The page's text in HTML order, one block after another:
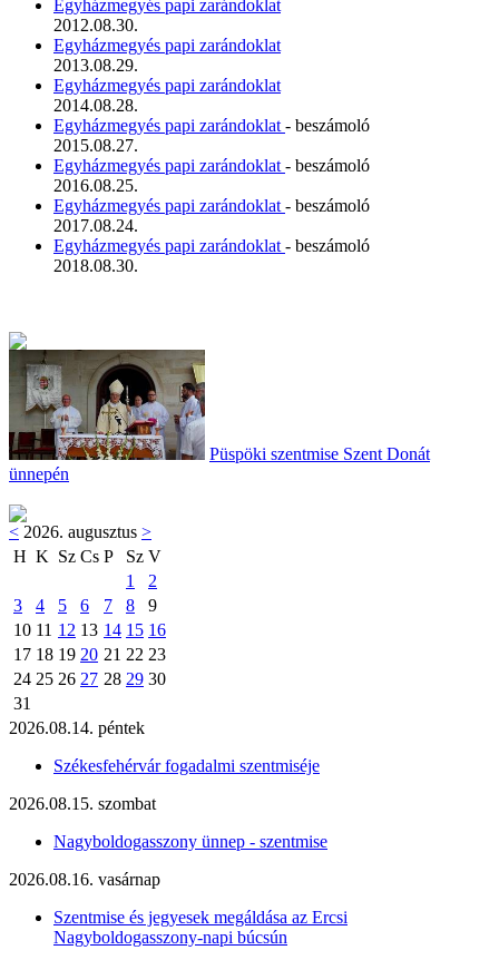
Egyházmegyés papi zarándoklat
2012.08.30.
Egyházmegyés papi zarándoklat
2013.08.29.
Egyházmegyés papi zarándoklat
2014.08.28.
Egyházmegyés papi zarándoklat - beszámoló
2015.08.27.
Egyházmegyés papi zarándoklat - beszámoló
2016.08.25.
Egyházmegyés papi zarándoklat - beszámoló
2017.08.24.
Egyházmegyés papi zarándoklat - beszámoló
2018.08.30.
Püspöki szentmise Szent Donát
ünnepén
< 2026. augusztus >
H K Sz Cs P Sz V
1
2
3
4 5 6 7 8
9
10 11 12 13 14 15 16
17 18 19 20 21 22 23
24 25 26 27 28 29 30
31
2026.08.14. péntek
Székesfehérvár fogadalmi szentmiséje
2026.08.15. szombat
Nagyboldogasszony ünnep - szentmise
2026.08.16. vasárnap
Szentmise és jegyesek megáldása az Ercsi
Nagyboldogasszony-napi búcsún